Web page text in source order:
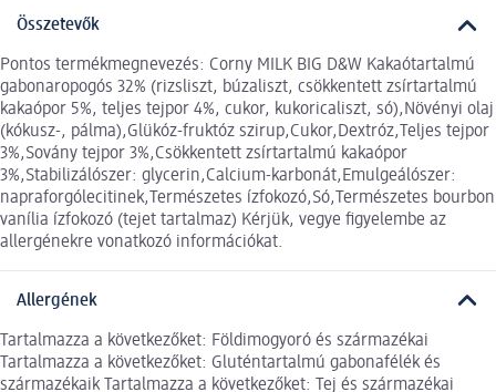
Összetevők
Pontos termékmegnevezés: Corny MILK BIG D&W Kakaótartalmú
gabonaropogós 32% (rizsliszt, búzaliszt, csökkentett zsírtartalmú
kakaópor 5%, teljes tejpor 4%, cukor, kukoricaliszt, só),Növényi olaj
(kókusz-, pálma),Glükóz-fruktóz szirup,Cukor,Dextróz,Teljes tejpor
3%,Sovány tejpor 3%,Csökkentett zsírtartalmú kakaópor
3%,Stabilizálószer: glycerin,Calcium-karbonát,Emulgeálószer:
napraforgólecitinek,Természetes ízfokozó,Só,Természetes bourbon
vanília ízfokozó (tejet tartalmaz) Kérjük, vegye figyelembe az
allergénekre vonatkozó információkat.
Allergének
Tartalmazza a következőket: Földimogyoró és származékai
Tartalmazza a következőket: Gluténtartalmú gabonafélék és
származékaik Tartalmazza a következőket: Tej és származékai